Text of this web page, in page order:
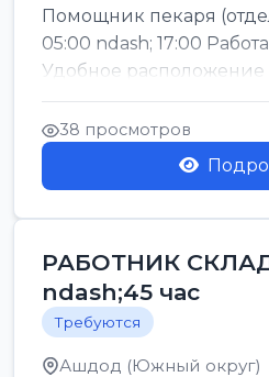
Помощник пекаря
05:00 ndash; 17:00
Удобное расположение
го...
38 просмотров
РАБОТНИК
ndash;45 час
Требуются
Ашдод (Южный округ)